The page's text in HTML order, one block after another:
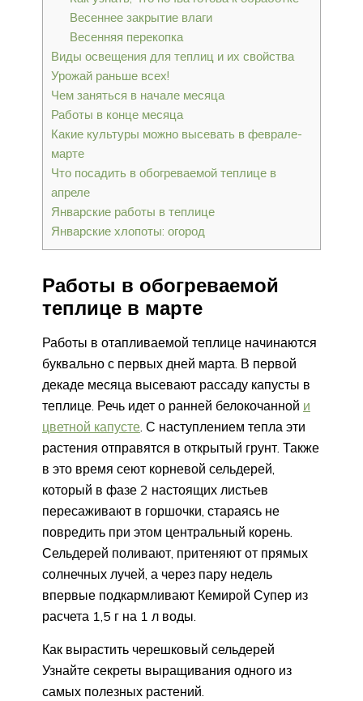
Весеннее закрытие влаги
Весенняя перекопка
Виды освещения для теплиц и их свойства
Урожай раньше всех!
Чем заняться в начале месяца
Работы в конце месяца
Какие культуры можно высевать в феврале-
марте
Что посадить в обогреваемой теплице в
апреле
Январские работы в теплице
Январские хлопоты: огород
Работы в обогреваемой
теплице в марте
Работы в отапливаемой теплице начинаются
буквально с первых дней марта. В первой
декаде месяца высевают рассаду капусты в
теплице. Речь идет о ранней белокочанной и
цветной капусте. С наступлением тепла эти
растения отправятся в открытый грунт. Также
в это время сеют корневой сельдерей,
который в фазе 2 настоящих листьев
пересаживают в горшочки, стараясь не
повредить при этом центральный корень.
Сельдерей поливают, притеняют от прямых
солнечных лучей, а через пару недель
впервые подкармливают Кемирой Супер из
расчета 1,5 г на 1 л воды.
Как вырастить черешковый сельдерей
Узнайте секреты выращивания одного из
самых полезных растений.